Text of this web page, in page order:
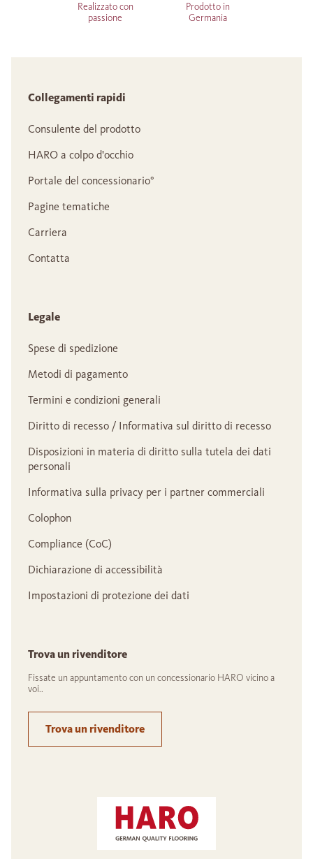
Realizzato con
passione
Prodotto in
Germania
Collegamenti rapidi
Consulente del prodotto
HARO a colpo d'occhio
Portale del concessionario°
Pagine tematiche
Carriera
Contatta
Legale
Spese di spedizione
Metodi di pagamento
Termini e condizioni generali
Diritto di recesso / Informativa sul diritto di recesso
Disposizioni in materia di diritto sulla tutela dei dati
personali
Informativa sulla privacy per i partner commerciali
Colophon
Compliance (CoC)
Dichiarazione di accessibilità
Impostazioni di protezione dei dati
Trova un rivenditore
Fissate un appuntamento con un concessionario HARO vicino a
voi..
Trova un rivenditore